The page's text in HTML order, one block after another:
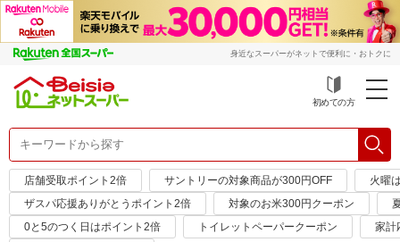
身近なスーパーがネットで便利に・おトクに
初めての方
店舗受取ポイント2倍 サントリーの対象商品が300円OFF
火曜
ザスパ応援ありがとうポイント2倍
対象のお米300円クーポン
0と5のつく日はポイント2倍
トイレットペーパークーポン
家計